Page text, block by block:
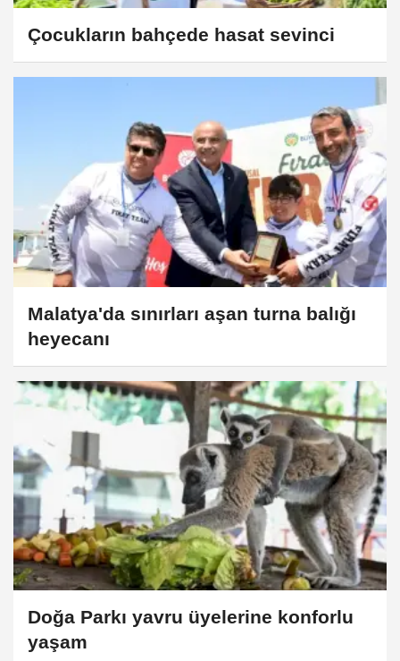
Çocukların bahçede hasat sevinci
Malatya'da sınırları aşan turna balığı
heyecanı
Doğa Parkı yavru üyelerine konforlu
yaşam